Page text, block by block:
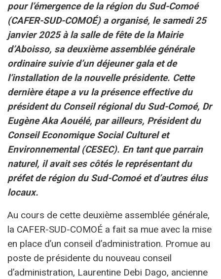
pour l’émergence de la région du Sud-Comoé
(CAFER-SUD-COMOÉ) a organisé, le samedi 25
janvier 2025 à la salle de fête de la Mairie
d’Aboisso, sa deuxième assemblée générale
ordinaire suivie d’un déjeuner gala et de
l’installation de la nouvelle présidente. Cette
dernière étape a vu la présence effective du
président du Conseil régional du Sud-Comoé, Dr
Eugène Aka Aouélé, par ailleurs, Président du
Conseil Economique Social Culturel et
Environnemental (CESEC). En tant que parrain
naturel, il avait ses côtés le représentant du
préfet de région du Sud-Comoé et d’autres élus
locaux.
Au cours de cette deuxième assemblée générale,
la CAFER-SUD-COMOÉ a fait sa mue avec la mise
en place d’un conseil d’administration. Promue au
poste de présidente du nouveau conseil
d’administration, Laurentine Debi Dago, ancienne